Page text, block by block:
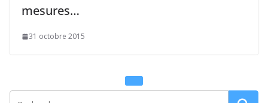
mesures…
31 octobre 2015